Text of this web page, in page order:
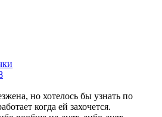
но хотелось бы узнать по
когда ей захочется.